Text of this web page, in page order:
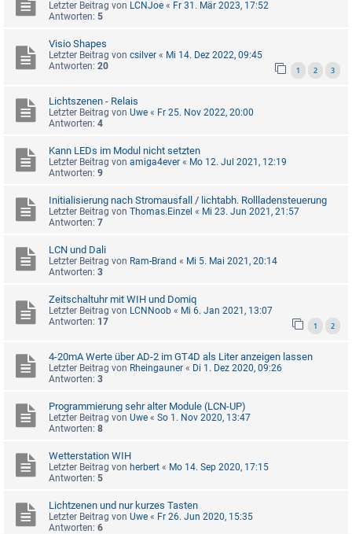
Letzter Beitrag von LCNJoe « Fr 31. Mär 2023, 17:52
Antworten: 5
Visio Shapes
Letzter Beitrag von csilver « Mi 14. Dez 2022, 09:45
Antworten: 20 1 2 3
Lichtszenen - Relais
Letzter Beitrag von Uwe « Fr 25. Nov 2022, 20:00
Antworten: 4
Kann LEDs im Modul nicht setzten
Letzter Beitrag von amiga4ever « Mo 12. Jul 2021, 12:19
Antworten: 9
Initialisierung nach Stromausfall / lichtabh. Rollladensteuerung
Letzter Beitrag von Thomas.Einzel « Mi 23. Jun 2021, 21:57
Antworten: 7
LCN und Dali
Letzter Beitrag von Ram-Brand « Mi 5. Mai 2021, 20:14
Antworten: 3
Zeitschaltuhr mit WIH und Domiq
Letzter Beitrag von LCNNoob « Mi 6. Jan 2021, 13:07
Antworten: 17 1 2
4-20mA Werte über AD-2 im GT4D als Liter anzeigen lassen
Letzter Beitrag von Rheingauner « Di 1. Dez 2020, 09:26
Antworten: 3
Programmierung sehr alter Module (LCN-UP)
Letzter Beitrag von Uwe « So 1. Nov 2020, 13:47
Antworten: 8
Wetterstation WIH
Letzter Beitrag von herbert « Mo 14. Sep 2020, 17:15
Antworten: 5
Lichtzenen und nur kurzes Tasten
Letzter Beitrag von Uwe « Fr 26. Jun 2020, 15:35
Antworten: 6